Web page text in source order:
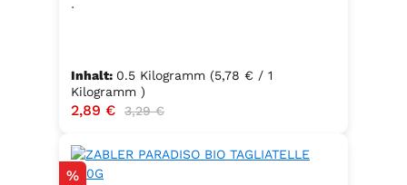
Inhalt: 0.5 Kilogramm (5,78 € / 1
Kilogramm )
Verkaufspreis:
2,89 € Regulärer Preis:
3,29 €
Rabatt
%